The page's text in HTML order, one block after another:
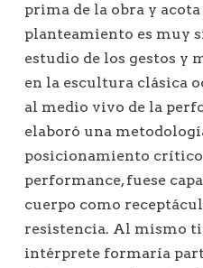
prima de la obra y
planteamiento es muy
estudio de los gestos y
en la escultura clásica
al medio vivo de la
elaboró una
posicionamiento
performance, fuese
cuerpo como
resistencia. Al mismo
intérprete formaría